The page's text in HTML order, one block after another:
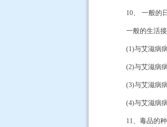
10、 一般的日
一般的生活接
(1)与艾滋病病
(2)与艾滋病病
(3)与艾滋病病
(4)与艾滋病病
11、毒品的种